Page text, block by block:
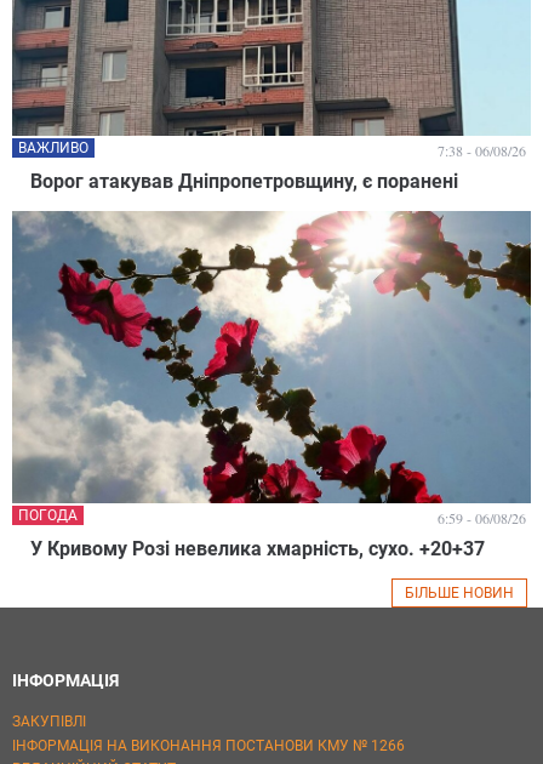
Ворог атакував Дніпропетровщину, є поранені
ВАЖЛИВО 7:38 - 06/08/26
У Кривому Розі невелика хмарність, сухо. +20+37
ПОГОДА 6:59 - 06/08/26
БІЛЬШЕ НОВИН
ІНФОРМАЦІЯ
ЗАКУПІВЛІ
ІНФОРМАЦІЯ НА ВИКОНАННЯ ПОСТАНОВИ КМУ № 1266